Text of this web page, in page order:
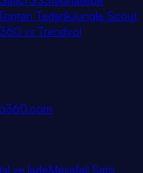
TedarikJungle Scout
vs Trendyol
ve İadeMesafeli Satış